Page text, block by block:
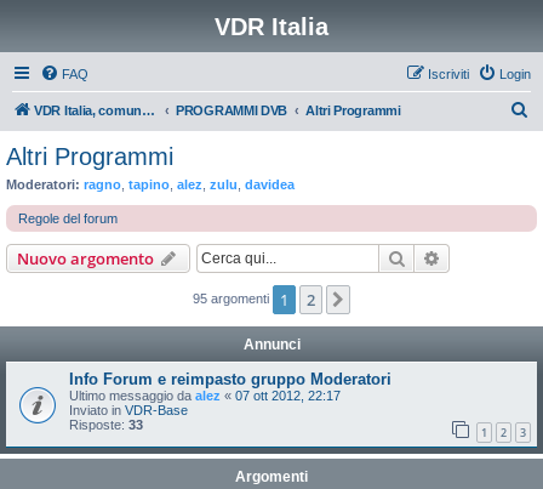
VDR Italia
FAQ Login
Iscriviti
VDR Italia, comunità italiana utilizzatori VDR PROGRAMMI DVB Altri Programmi
a
Altri Programmi
Moderatori: ragno tapino alez zulu davidea
Regole del forum
Nuovo argomento Cerca
95 argomenti 1 2
Annunci
Info Forum e reimpasto gruppo Moderatori
Ultimo messaggio da alez « 07 ott 2012, 22:17
Inviato in VDR-Base
Risposte: 33 1 2 3
Argomenti